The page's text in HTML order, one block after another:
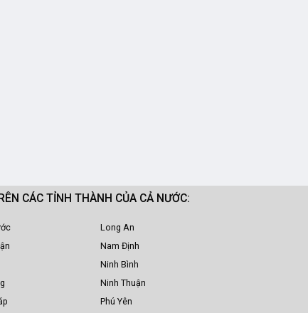
CÁC TỈNH THÀNH CỦA CẢ NƯỚC:
Long An
Nam Định
Ninh Bình
Ninh Thuận
Phú Yên